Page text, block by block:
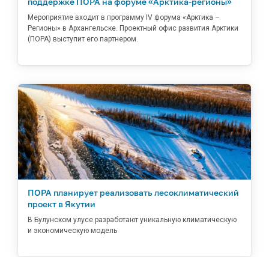
Мероприятие входит в программу IV форума «Арктика –
Регионы» в Архангельске. Проектный офис развития Арктики
(ПОРА) выступит его партнером.
ПОРА планирует реализовать лесоклиматический
проект в Якутии
В Булунском улусе разработают уникальную климатическую
и экономическую модель